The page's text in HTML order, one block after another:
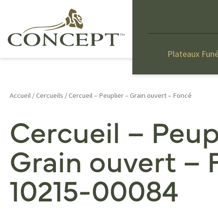
Plateaux
Accueil /Cercueils / Cercueil – Peuplier – Grain ouvert – Foncé
Cercueil –
Grain ouvert –
10215-00084